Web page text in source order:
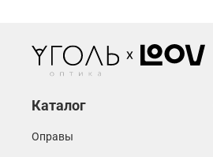
Каталог
Оправы